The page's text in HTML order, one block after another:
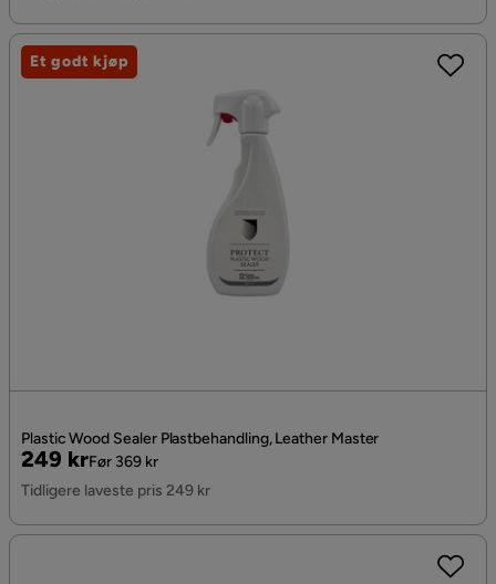
Plastic Wood Sealer Plastbehandling, Leather Master
Pris
249 kr
Original
Pris
Før 369 kr
Tidligere laveste pris 249 kr
Et godt kjøp